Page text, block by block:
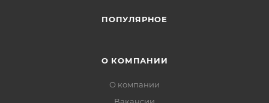
ПОПУЛЯРНОЕ
О КОМПАНИИ
О компании